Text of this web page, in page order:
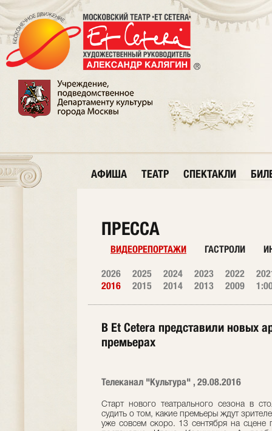
АФИША ТЕАТР СПЕКТАКЛИ
ПРЕССА
ВИДЕОРЕПОРТАЖИ ГАСТРОЛИ
2026 2025 2024 2023 2022
2016
2015 2014 2013 2009
В Et Cetera представили новых
премьерах
Телеканал "Культура" , 29.08.2016
Старт нового театрального сезона в
судить о том, какие премьеры ждут
уже совсем скоро. 13 сентября на сцене